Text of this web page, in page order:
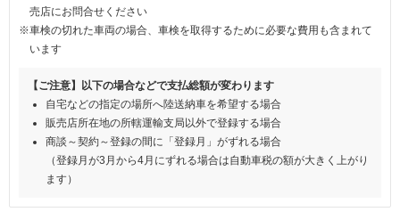
売店にお問合せください
※車検の切れた車両の場合、車検を取得するために必要な費用も含まれて
います
【ご注意】以下の場合などで支払総額が変わります
自宅などの指定の場所へ陸送納車を希望する場合
販売店所在地の所轄運輸支局以外で登録する場合
商談～契約～登録の間に「登録月」がずれる場合
（登録月が3月から4月にずれる場合は自動車税の額が大きく上がり
ます）